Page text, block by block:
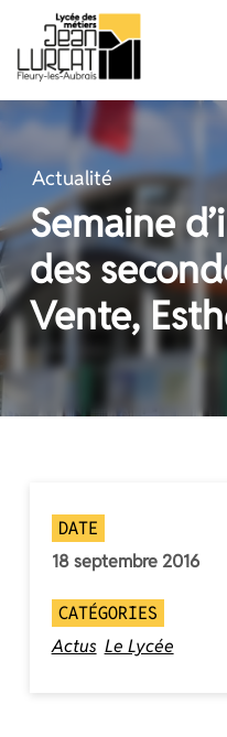
au
contenu
Actualité
Semaine
des
Vente,
DATE
18 septembre 2016
CATÉGORIES
Actus Le Lycée
Panneau de gestion des